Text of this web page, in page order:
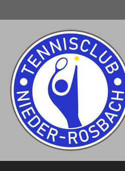
Inhalt